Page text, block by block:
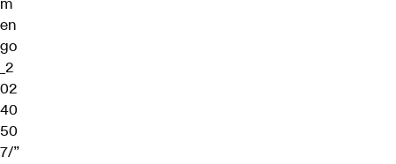
en
go
_2
02
40
50
7/”